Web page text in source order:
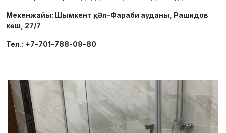
Мекенжайы: Шымкент қ, Әл-Фараби ауданы, Рашидов
көш, 27/7
Тел.: +7-701-788-09-80